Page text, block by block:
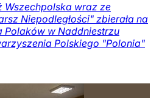
Wszechpolska wraz ze
Niepodległości" zbierała na
Polaków w Naddniestrzu
Polskiego "Polonia"